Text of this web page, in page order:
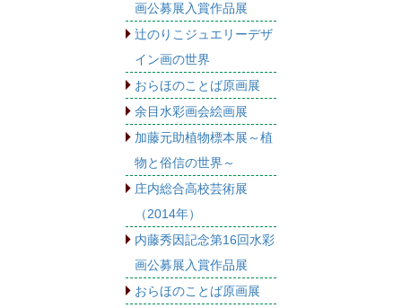
画公募展入賞作品展
辻のりこジュエリーデザ
イン画の世界
おらほのことば原画展
余目水彩画会絵画展
加藤元助植物標本展～植
物と俗信の世界～
庄内総合高校芸術展
（2014年）
内藤秀因記念第16回水彩
画公募展入賞作品展
おらほのことば原画展